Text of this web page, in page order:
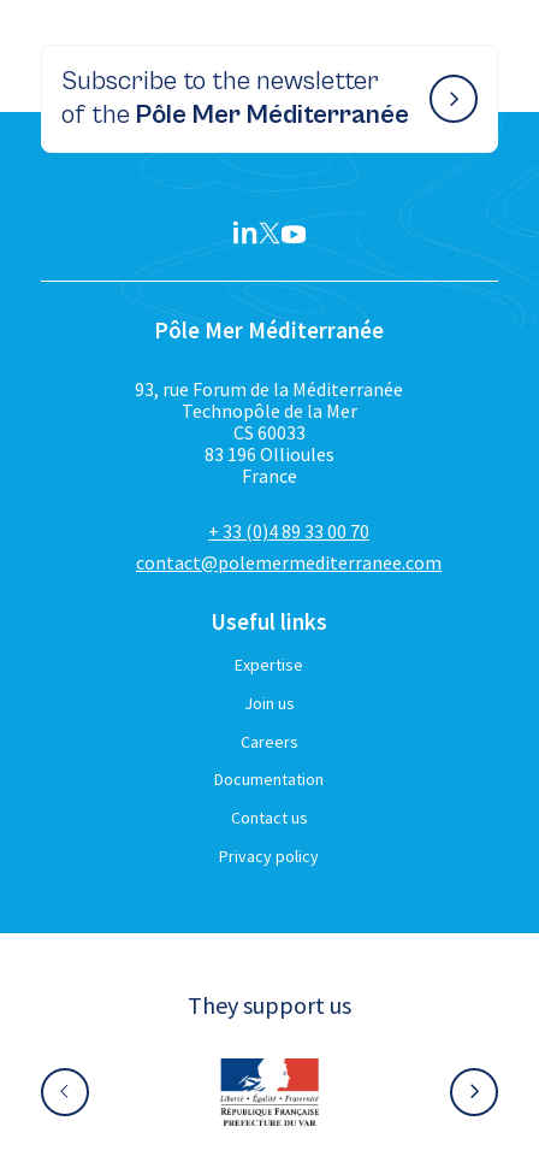
Subscribe to the newsletter
of the Pôle Mer Méditerranée
Pôle Mer Méditerranée
93, rue Forum de la Méditerranée
Technopôle de la Mer
CS 60033
83 196 Ollioules
France
+ 33 (0)4 89 33 00 70
contact@polemermediterranee.com
Useful links
Expertise
Join us
Careers
Documentation
Contact us
Privacy policy
They support us